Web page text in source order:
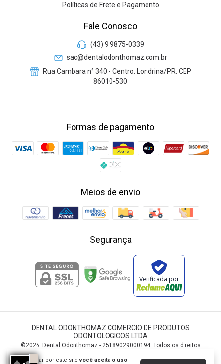
Ao navegar por este sitevocê aceita o uso
Políticas de Frete e Pagamento
Fale Conosco
(43) 9 9875-0339
sac@dentalodonthomaz.com.br
Rua Cambara n° 340 - Centro. Londrina/PR. CEP
86010-530
Formas de pagamento
Meios de envio
Segurança
Verificada por
DENTAL ODONTHOMAZ COMERCIO DE PRODUTOS
ODONTOLOGICOS LTDA
©2026. Dental Odonthomaz - 25189029000194. Todos os direitos